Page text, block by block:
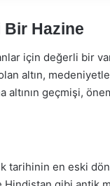
Bir Hazine
için değerli bir
altın,
altının geçmişi,
tarihinin en eski